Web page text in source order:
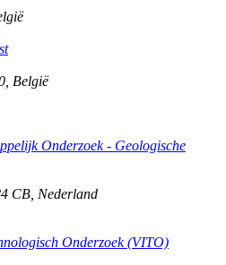
België
Onderzoek - Geologische
CB Nederland
Onderzoek (VITO)